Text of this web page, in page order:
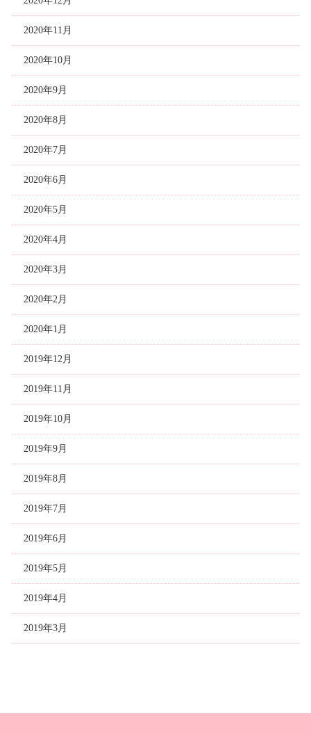
2020年11月
2020年10月
2020年9月
2020年8月
2020年7月
2020年6月
2020年5月
2020年4月
2020年3月
2020年2月
2020年1月
2019年12月
2019年11月
2019年10月
2019年9月
2019年8月
2019年7月
2019年6月
2019年5月
2019年4月
2019年3月